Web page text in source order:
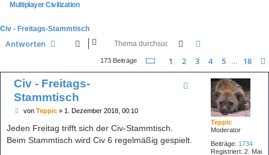
Multiplayer Civilization
Civ - Freitags-Stammtisch
Antworten Suche
173 Beiträge Seite von18
1 2 3 4 5 18
Teppic
Moderator
Beiträge: 1734
Registriert: 2. Mai
Civ - Freitags-
Stammtisch
B
i
r
von Teppic» 1. Dezember 2018, 00:10
Jeden Freitag trifft sich der Civ-Stammtisch.
Beim Stammtisch wird Civ 6 regelmäßig gespielt.